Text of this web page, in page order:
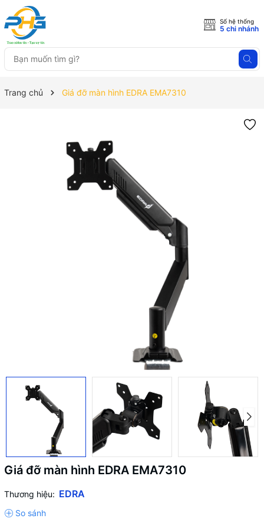
Số hệ thống
5 chi nhánh
Trang chủ Giá đỡ màn hình EDRA EMA7310
Giá đỡ màn hình EDRA EMA7310
Thương hiệu: EDRA